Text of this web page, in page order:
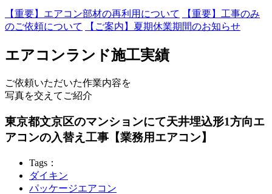
【重要】エアコン部材の再利用について
【重要】工事のみ
のご依頼について
【ご案内】夏期休業期間のお知らせ
エアコンランド施工実績
ご依頼いただいた作業内容を
写真を交えてご紹介
東京都文京区のマンションにて天井埋込形1方向エ
アコンの入替え工事【業務用エアコン】
Tags：
ダイキン
パッケージエアコン